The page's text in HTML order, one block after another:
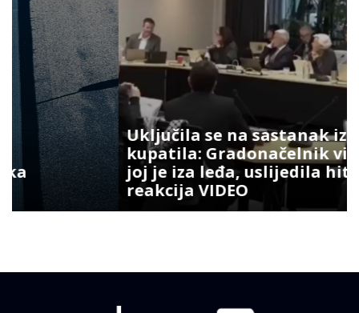
Uključila se na sastanak iz
kupatila: Gradonačelnik vidio šta
joj je iza leđa, uslijedila hit
reakcija VIDEO